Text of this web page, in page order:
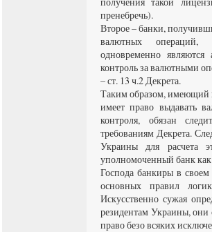
пренебречь).
Второе – банки,
валютных операций,
одновременно являются
контроль за валютными
– ст. 13 ч.2 Декрета.
Таким образом, имеющий
имеет право выдавать
контроля, обязан
требованиям Декрета.
Украины для расчета
уполномоченный банк
Господа банкиры в
основных правил
Искусственно сужая
резидентам Украины, они
право безо всяких